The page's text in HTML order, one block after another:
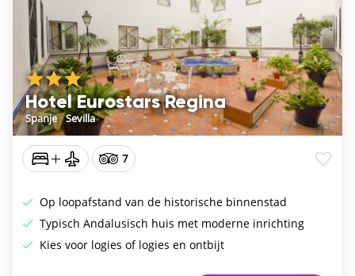
Hotel Eurostars Regina
Spanje/Sevilla
7
Op loopafstand van de historische binnenstad
Typisch Andalusisch huis met moderne inrichting
Kies voor logies of logies en ontbijt